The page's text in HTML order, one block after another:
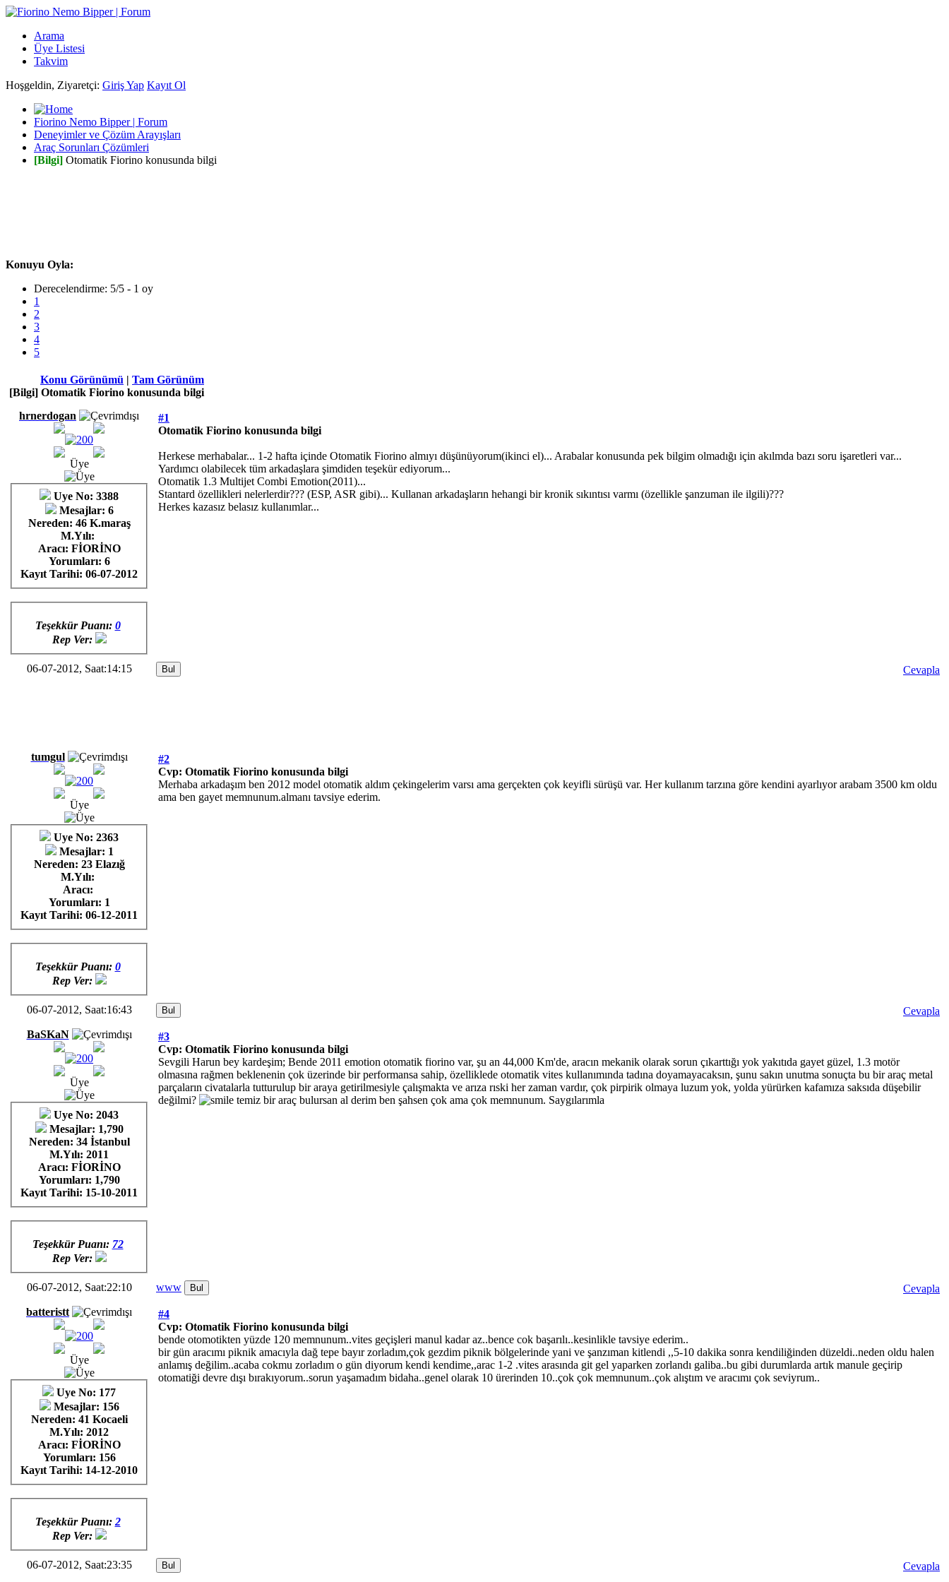
Arama
Üye Listesi
Takvim
Hoşgeldin, Ziyaretçi: Giriş Yap Kayıt Ol
Fiorino Nemo Bipper | Forum
Deneyimler ve Çözüm Arayışları
Araç Sorunları Çözümleri
[Bilgi] Otomatik Fiorino konusunda bilgi
Konuyu Oyla:
Derecelendirme: 5/5 - 1 oy
1
2
3
4
5
Konu Görünümü | Tam Görünüm
[Bilgi] Otomatik Fiorino konusunda bilgi
hrnerdogan
Üye
Uye No: 3388
Mesajlar: 6
Nereden: 46 K.maraş
M.Yılı:
Aracı: FİORİNO
Yorumları: 6
Kayıt Tarihi: 06-07-2012
Teşekkür Puanı: 0
Rep Ver:
#1
Otomatik Fiorino konusunda bilgi
Herkese merhabalar... 1-2 hafta içinde Otomatik Fiorino almıyı düşünüyorum(ikinci el)... Arabalar konusunda pek bilgim olmadığı için akılmda bazı soru işaretleri var...
Yardımcı olabilecek tüm arkadaşlara şimdiden teşekür ediyorum...
Otomatik 1.3 Multijet Combi Emotion(2011)...
Stantard özellikleri nelerlerdir??? (ESP, ASR gibi)... Kullanan arkadaşların hehangi bir kronik sıkıntısı varmı (özellikle şanzuman ile ilgili)???
Herkes kazasız belasız kullanımlar...
06-07-2012, Saat:14:15 Cevapla
tumgul
Üye
Uye No: 2363
Mesajlar: 1
Nereden: 23 Elazığ
M.Yılı:
Aracı:
Yorumları: 1
Kayıt Tarihi: 06-12-2011
Teşekkür Puanı: 0
Rep Ver:
#2
Cvp: Otomatik Fiorino konusunda bilgi
Merhaba arkadaşım ben 2012 model otomatik aldım çekingelerim varsı ama gerçekten çok keyifli sürüşü var. Her kullanım tarzına göre kendini ayarlıyor arabam 3500 km oldu
ama ben gayet memnunum.almanı tavsiye ederim.
06-07-2012, Saat:16:43
Cevapla
BaSKaN
Üye
Uye No: 2043
Mesajlar: 1,790
Nereden: 34 İstanbul
M.Yılı: 2011
Aracı: FİORİNO
Yorumları: 1,790
Kayıt Tarihi: 15-10-2011
Teşekkür Puanı: 72
Rep Ver:
#3
Cvp: Otomatik Fiorino konusunda bilgi
Sevgili Harun bey kardeşim; Bende 2011 emotion otomatik fiorino var, şu an 44,000 Km'de, aracın mekanik olarak sorun çıkarttığı yok yakıtıda gayet güzel, 1.3 motör
olmasına rağmen beklenenin çok üzerinde bir performansa sahip, özelliklede otomatik vites kullanımında tadına doyamayacaksın, şunu sakın unutma sonuçta bu bir araç metal
parçaların civatalarla tutturulup bir araya getirilmesiyle çalışmakta ve arıza rıski her zaman vardır, çok pirpirik olmaya luzum yok, yolda yürürken kafamıza saksıda düşebilir
değilmi?
temiz bir araç bulursan al derim ben şahsen çok ama çok memnunum. Saygılarımla
06-07-2012, Saat:22:10 www
Cevapla
batteristt
Üye
Uye No: 177
Mesajlar: 156
Nereden: 41 Kocaeli
M.Yılı: 2012
Aracı: FİORİNO
Yorumları: 156
Kayıt Tarihi: 14-12-2010
Teşekkür Puanı: 2
Rep Ver:
#4
Cvp: Otomatik Fiorino konusunda bilgi
bende otomotikten yüzde 120 memnunum..vites geçişleri manul kadar az..bence cok başarılı..kesinlikle tavsiye ederim..
bir gün aracımı piknik amacıyla dağ tepe bayır zorladım,çok gezdim piknik bölgelerinde yani ve şanzıman kitlendi ,,5-10 dakika sonra kendiliğinden düzeldi..neden oldu halen
anlamış değilim..acaba cokmu zorladım o gün diyorum kendi kendime,,arac 1-2 .vites arasında git gel yaparken zorlandı galiba..bu gibi durumlarda artık manule geçirip
otomatiği devre dışı bırakıyorum..sorun yaşamadım bidaha..genel olarak 10 ürerinden 10..çok çok memnunum..çok alıştım ve aracımı çok seviyrum..
06-07-2012, Saat:23:35 Cevapla